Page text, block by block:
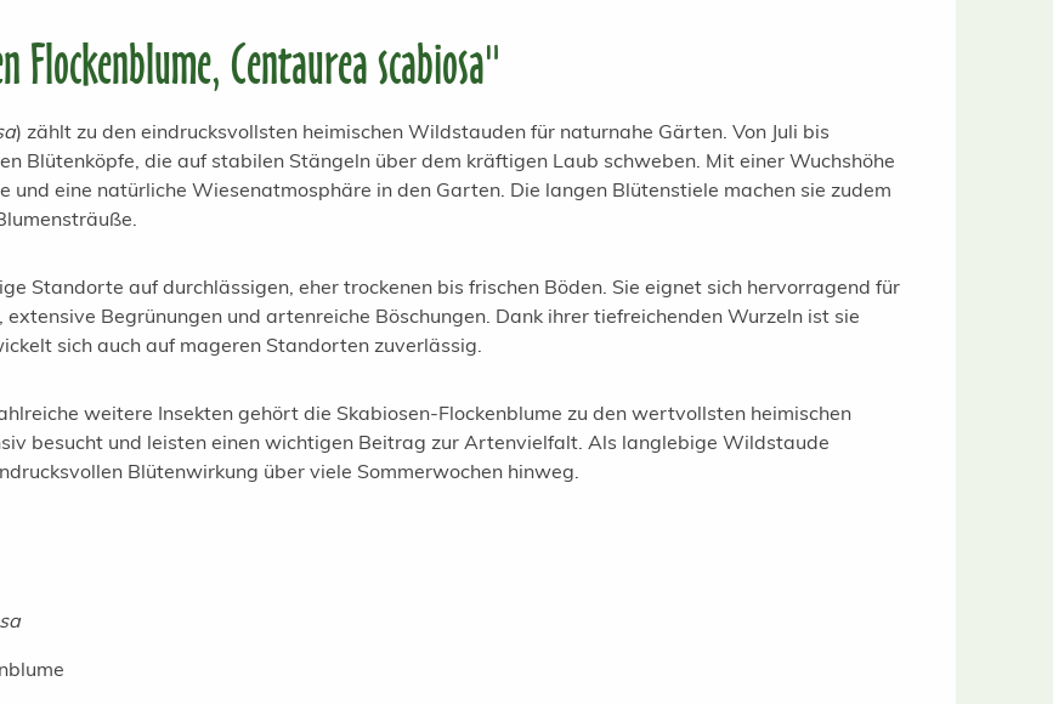
Centaurea scabiosa"
) zählt zu den eindrucksvollsten heimischen Wildstauden für naturnahe Gärten. Von Juli bis
Blütenköpfe, die auf stabilen Stängeln über dem kräftigen Laub schweben. Mit einer Wuchshöhe
eine natürliche Wiesenatmosphäre in den Garten. Die langen Blütenstiele machen sie zudem
Standorte auf durchlässigen, eher trockenen bis frischen Böden. Sie eignet sich hervorragend für
Begrünungen und artenreiche Böschungen. Dank ihrer tiefreichenden Wurzeln ist sie
sich auch auf mageren Standorten zuverlässig.
weitere Insekten gehört die Skabiosen-Flockenblume zu den wertvollsten heimischen
besucht und leisten einen wichtigen Beitrag zur Artenvielfalt. Als langlebige Wildstaude
Blütenwirkung über viele Sommerwochen hinweg.